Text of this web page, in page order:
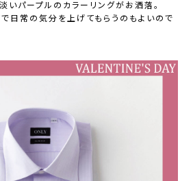
いパープルのカラーリングがお洒落。
日常の気分を上げてもらうのもよいので